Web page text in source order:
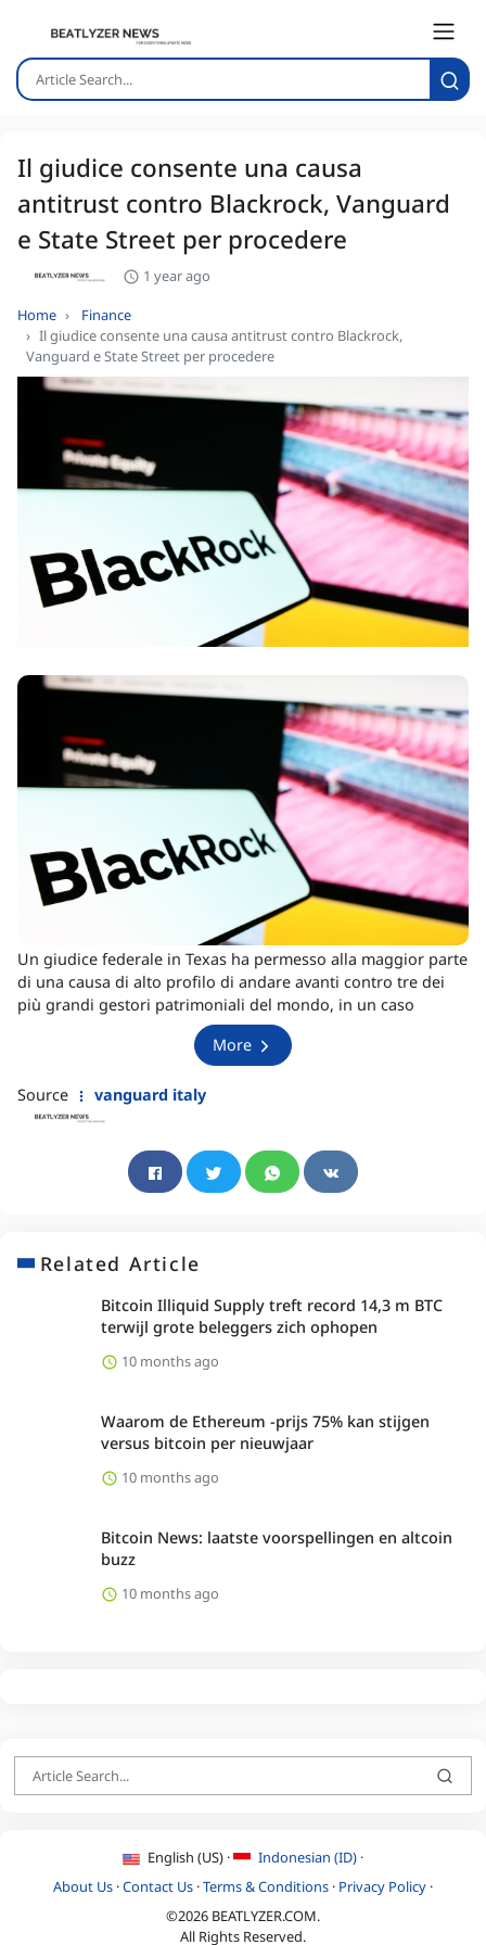
Il giudice consente una causa
antitrust contro Blackrock, Vanguard
e State Street per procedere
1 year ago
Home
Finance
Il giudice consente una causa antitrust contro Blackrock,
Vanguard e State Street per procedere
Un giudice federale in Texas ha permesso alla maggior parte
di una causa di alto profilo di andare avanti contro tre dei
più grandi gestori patrimoniali del mondo, in un caso
More
Source vanguard italy
Related Article
Bitcoin Illiquid Supply treft record 14,3 m BTC
terwijl grote beleggers zich ophopen
10 months ago
Waarom de Ethereum -prijs 75% kan stijgen
versus bitcoin per nieuwjaar
10 months ago
Bitcoin News: laatste voorspellingen en altcoin
buzz
10 months ago
English (US) ·
Indonesian (ID) ·
About Us ·Contact Us ·Terms & Conditions · Privacy Policy ·
©2026 BEATLYZER.COM.
All Rights Reserved.